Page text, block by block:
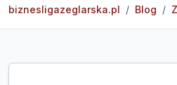
biznesligazeglarska.pl Blog